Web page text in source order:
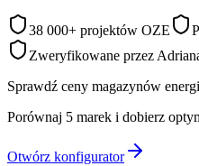
38 000+ projektów OZE
Zweryfikowane przez
Sprawdź ceny magazynów
Porównaj 5 marek i dobierz
Otwórz konfigurator